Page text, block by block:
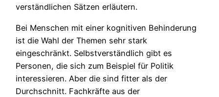
verständlichen Sätzen erläutern.
Bei Menschen mit einer kognitiven Behinderung
ist die Wahl der Themen sehr stark
eingeschränkt. Selbstverständlich gibt es
Personen, die sich zum Beispiel für Politik
interessieren. Aber die sind fitter als der
Durchschnitt. Fachkräfte aus der